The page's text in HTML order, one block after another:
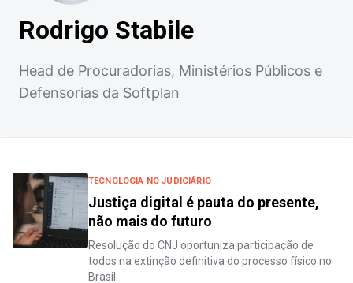
Rodrigo Stabile
Head de Procuradorias, Ministérios Públicos e
Defensorias da Softplan
TECNOLOGIA NO JUDICIÁRIO
Justiça digital é pauta do presente,
não mais do futuro
Resolução do CNJ oportuniza participação de
todos na extinção definitiva do processo físico no
Brasil